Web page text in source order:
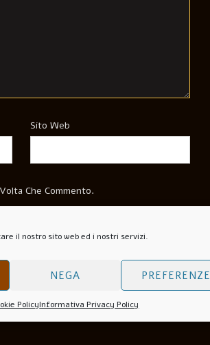
il nostro sito web ed i nostri servizi.
NEGA PREFERENZE
PolicyInformativa Privacy Policy
Sito Web
Che Commento.